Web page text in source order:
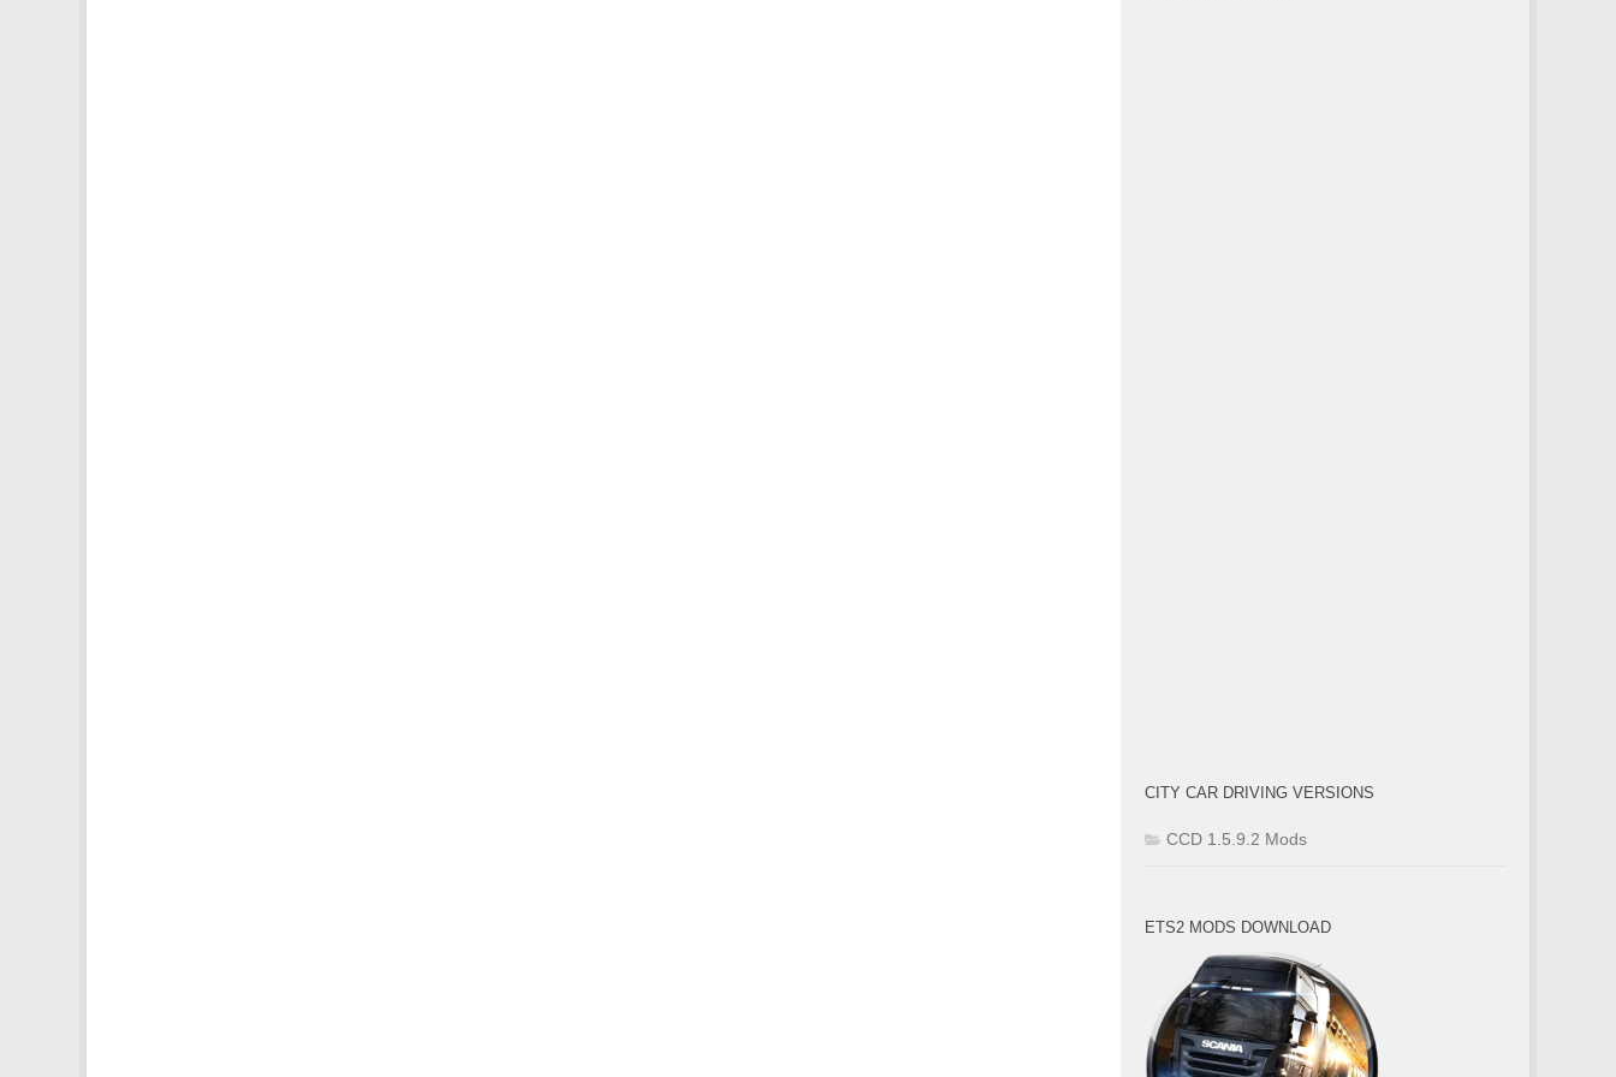
CITY CAR DRIVING VERSIONS
CCD 1.5.9.2 Mods
ETS2 MODS DOWNLOAD